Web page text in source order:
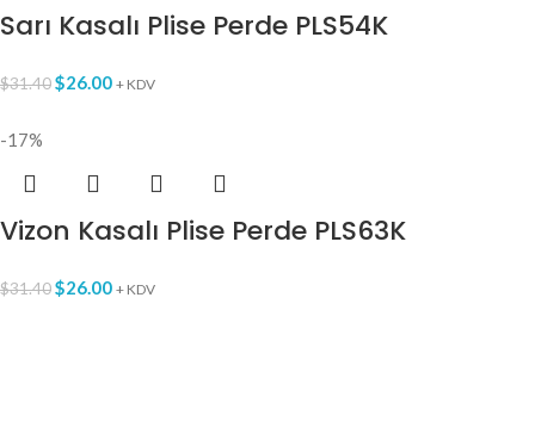
Sarı Kasalı Plise Perde PLS54K
$31.40$26.00 + KDV
-17%
Vizon Kasalı Plise Perde PLS63K
$31.40$26.00 + KDV